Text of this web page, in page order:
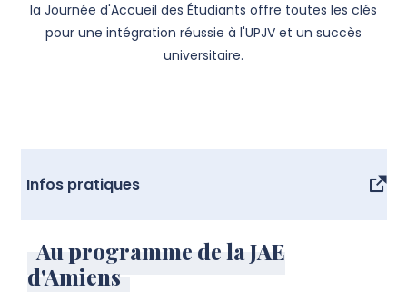
la Journée d'Accueil des Étudiants offre toutes les clés
pour une intégration réussie à l'UPJV et un succès
universitaire.
Infos pratiques
Au programme de la JAE
d'Amiens